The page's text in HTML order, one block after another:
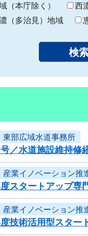
わ
り
（本庁除く） 西
（多治見）地域
東部広域水道事務所
号／水道施設維持
産業イノベーション推
度スタートアップ
産業イノベーション推
度技術活用型スタ